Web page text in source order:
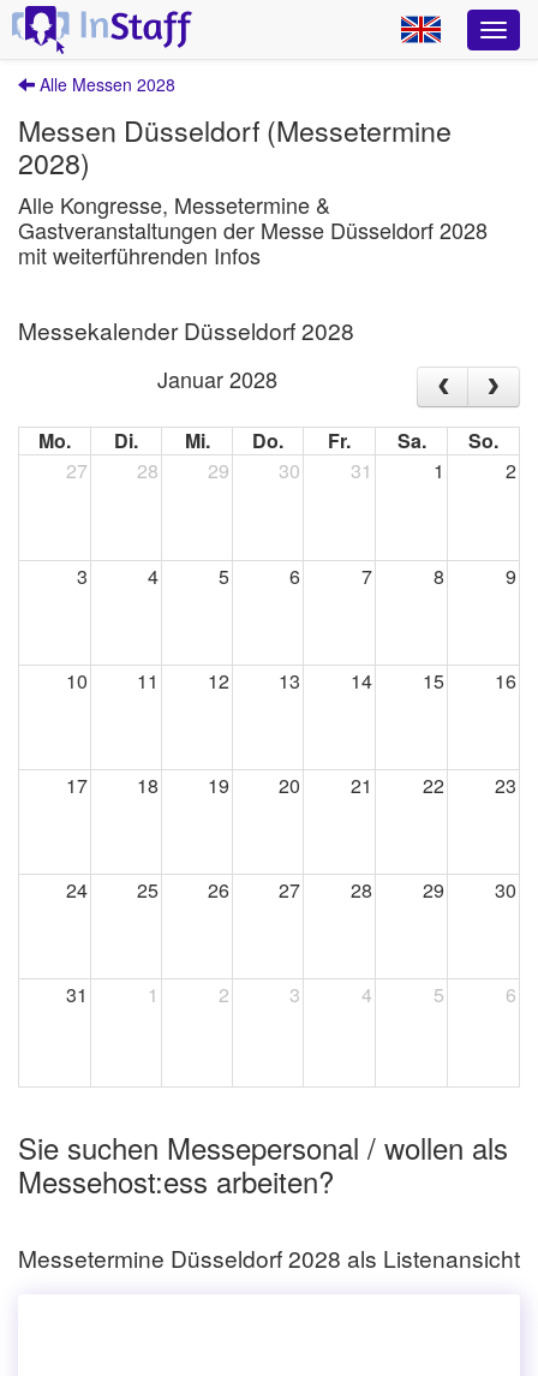
Alle Messen 2028
Messen Düsseldorf (Messetermine
2028)
Alle Kongresse, Messetermine &
Gastveranstaltungen der Messe Düsseldorf 2028
mit weiterführenden Infos
Messekalender Düsseldorf 2028
Januar 2028
Mo. Di. Mi. Do. Fr. Sa.
So.
27
28 29 30 31 1 2
3 4 5 6 7 8 9
10 11 12 13 14 15 16
17 18 19 20 21 22 23
24 25 26 27 28 29 30
31 1 2 3 4 5 6
Sie suchen Messepersonal / wollen als
Messehost:ess arbeiten?
Messetermine Düsseldorf 2028 als Listenansicht